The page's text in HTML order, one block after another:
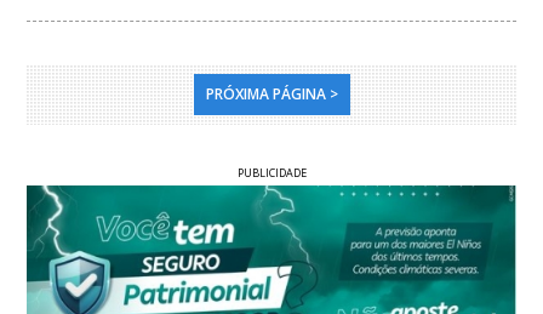
PRÓXIMA PÁGINA >
PUBLICIDADE